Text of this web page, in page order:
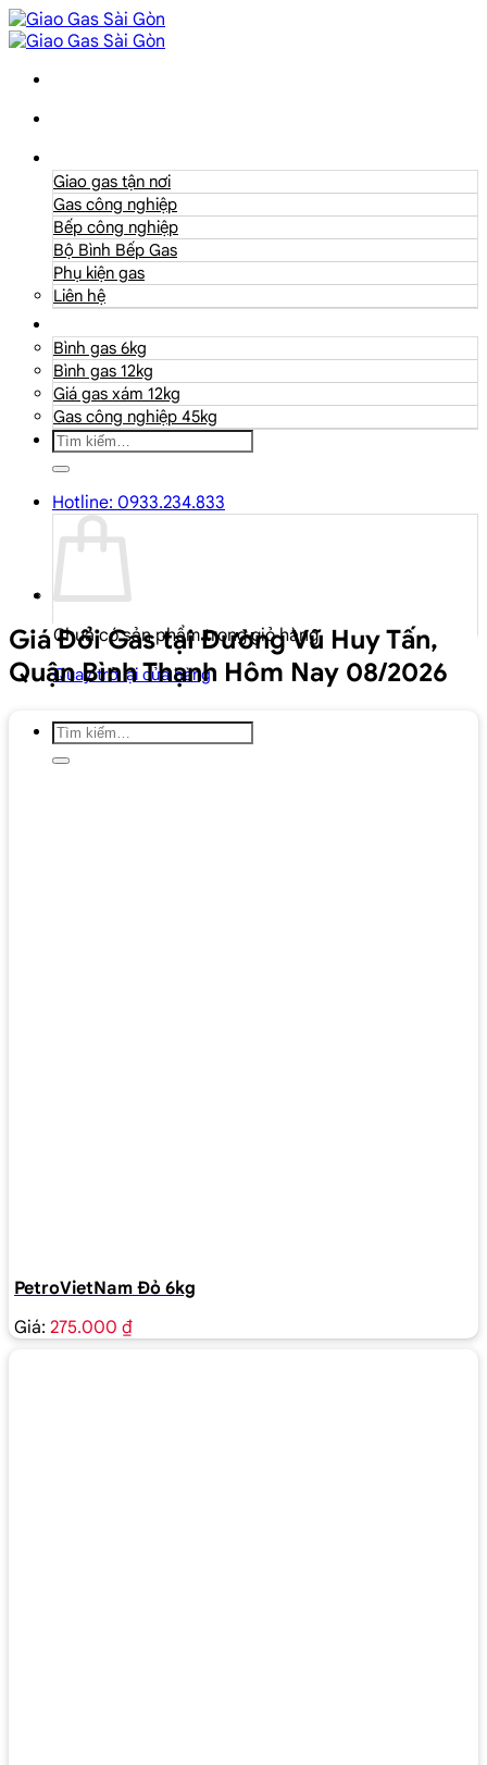
Giao gas tận nơi
Gas công nghiệp
Bếp công nghiệp
Bộ Bình Bếp Gas
Phụ kiện gas
Liên hệ
Bình gas 6kg
Bình gas 12kg
Giá gas xám 12kg
Gas công nghiệp 45kg
Tìm
kiếm:
Hotline: 0933.234.833
Chưa có sản phẩm trong giỏ hàng.
Quay trở lại cửa hàng
Tìm
kiếm:
Giá Đổi Gas tại Đường Vũ Huy Tấn,
Quận Bình Thạnh Hôm Nay 08/2026
PetroVietNam Đỏ 6kg
Giá: 275.000 ₫